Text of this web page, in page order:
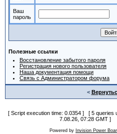
Ваш
пароль
Полезные ссылки
Восстановление забытого пароля
Регистрация нового пользователя
Наша документация помощи
Связь с Администратором форума
<
[ Script execution time: 0.0354 ] [ 5
7.08.26, 07:28 GMT ]
Powered by Invision Power